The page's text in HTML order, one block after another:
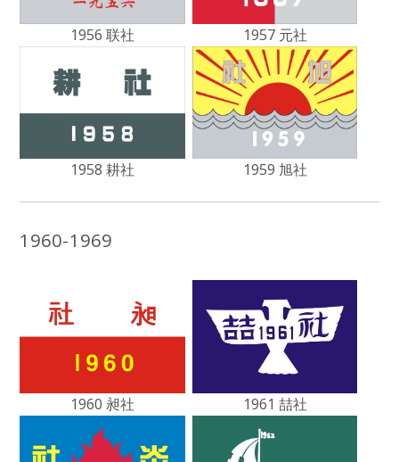
1956 联社 1957 元社
1958 耕社 1959 旭社
1960-1969
1960 昶社 1961 喆社